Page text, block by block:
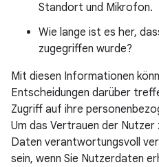
Standort und Mikrofon.
Wie lange ist es her,
zugegriffen wurde?
Mit diesen Informationen
Entscheidungen darüber
Zugriff auf ihre
Um das Vertrauen der Nutzer
Daten verantwortungsvoll
sein, wenn Sie Nutzerdaten